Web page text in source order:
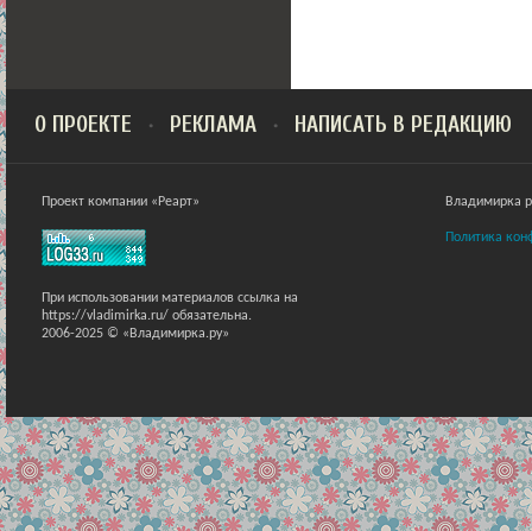
О ПРОЕКТЕ РЕКЛАМА НАПИСАТЬ В РЕДАКЦИЮ
Проект компании «Реарт»
При использовании материалов ссылка на
https://vladimirka.ru/ обязательна.
2006-2025 © «Владимирка.ру»
Владимирка
Политика